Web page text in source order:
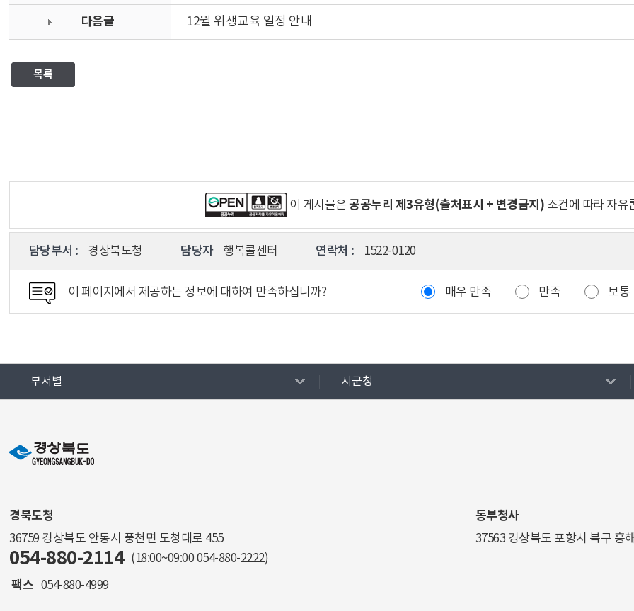
다음글 12월 위생교육 일정 안내
목록
이 게시물은 공공누리 제3유형(출처표시 + 변경금지) 조건에 따라 자유
담당부서 : 경상북도청 담당자 행복콜센터 연락처 : 1522-0120
이 페이지에서 제공하는 정보에 대하여 만족하십니까? 매우 만족 만족 보통
부서별 시군청
경북도청
36759 경상북도 안동시 풍천면 도청대로 455
054-880-2114 (18:00~09:00 054-880-2222)
팩스 054-880-4999
동부청사
37563 경상북도 포항시 북구 흥